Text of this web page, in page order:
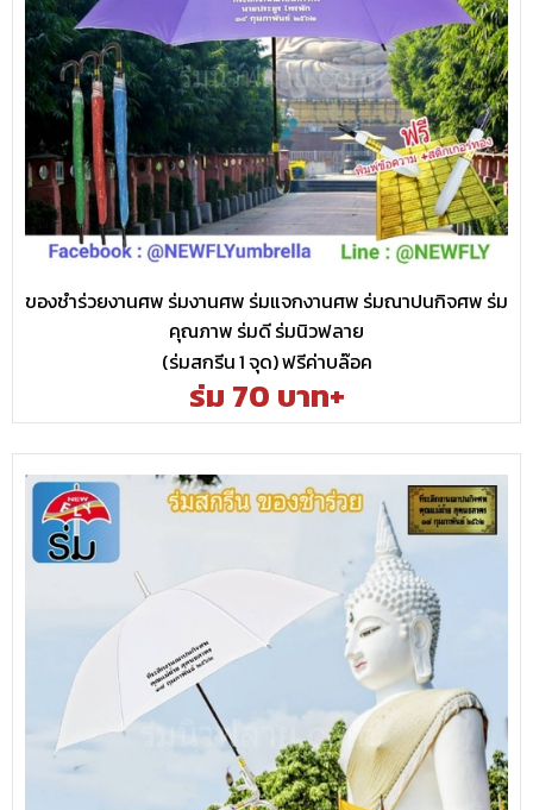
ของชำร่วยงานศพ ร่มงานศพ ร่มแจกงานศพ ร่มณาปนกิจศพ ร่ม
คุณภาพ ร่มดี ร่มนิวฟลาย
(ร่มสกรีน 1 จุด) ฟรีค่าบล๊อค
ร่ม 70 บาท+